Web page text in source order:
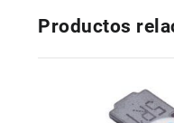
Productos